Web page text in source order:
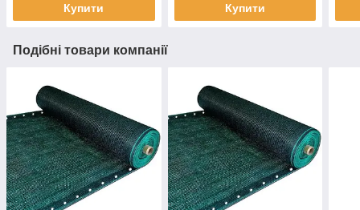
Купити Купити
Подібні товари компанії